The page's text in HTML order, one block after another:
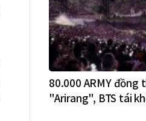
80.000 ARMY đồng
"Arirang", BTS tái